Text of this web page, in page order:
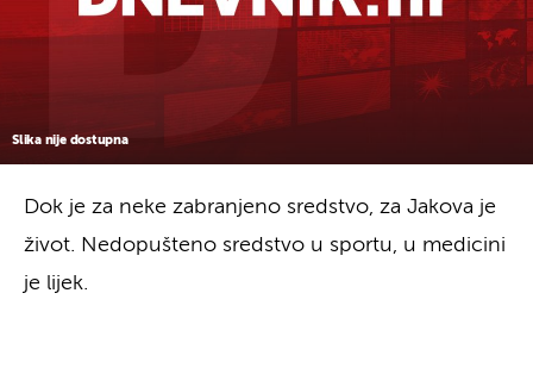
Slika nije dostupna
Dok je za neke zabranjeno sredstvo, za Jakova je
život. Nedopušteno sredstvo u sportu, u medicini
je lijek.